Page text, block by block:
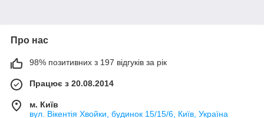
Про нас
98% позитивних з 197 відгуків за рік
Працює з 20.08.2014
м. Київ
вул. Вікентія Хвойки, будинок 15/15/6, Київ, Україна